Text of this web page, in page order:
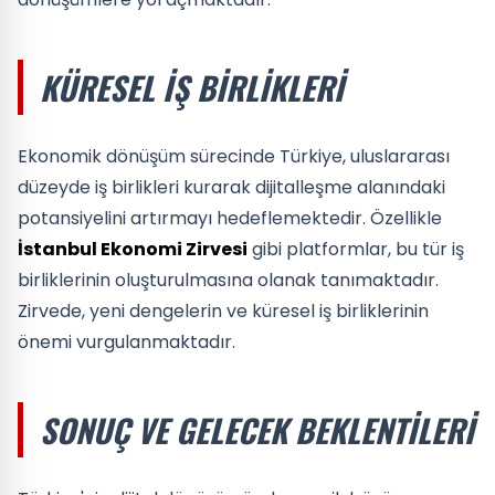
KÜRESEL İŞ BIRLIKLERI
Ekonomik dönüşüm sürecinde Türkiye, uluslararası
düzeyde iş birlikleri kurarak dijitalleşme alanındaki
potansiyelini artırmayı hedeflemektedir. Özellikle
İstanbul Ekonomi Zirvesi gibi platformlar, bu tür iş
birliklerinin oluşturulmasına olanak tanımaktadır.
Zirvede, yeni dengelerin ve küresel iş birliklerinin
önemi vurgulanmaktadır.
SONUÇ VE GELECEK BEKLENTILERI